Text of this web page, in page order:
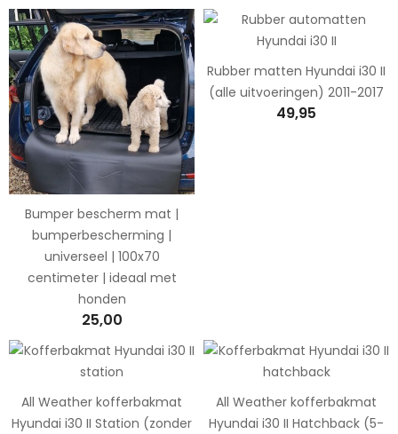
Bumper bescherm mat |
bumperbescherming |
universeel | 100x70
centimeter | ideaal met
honden
25,00
Rubber matten Hyundai i30 II
(alle uitvoeringen) 2011-2017
49,95
All Weather kofferbakmat
Hyundai i30 II Station (zonder
All Weather kofferbakmat
Hyundai i30 II Hatchback (5-